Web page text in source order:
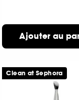
Ajouter au
Clean at Sephora